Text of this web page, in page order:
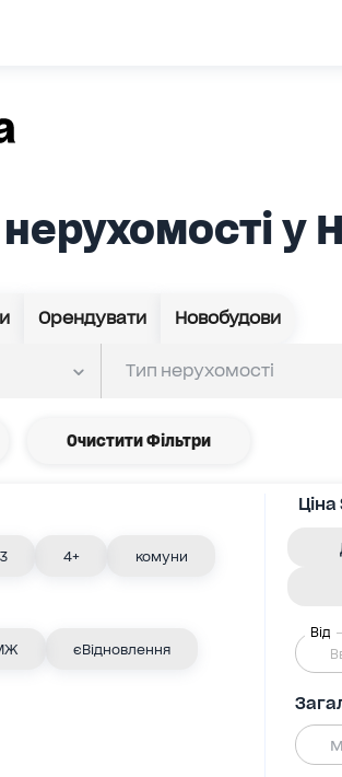
у
Орендувати Новобудови
Очистити Фільтри
3 4+ комуни
єВідновлення
Ціна
Від